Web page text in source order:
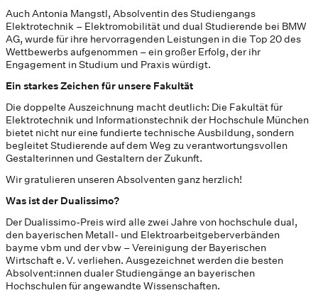
Auch Antonia Mangstl, Absolventin des Studiengangs
Elektrotechnik – Elektromobilität und dual Studierende bei BMW
AG, wurde für ihre hervorragenden Leistungen in die Top 20 des
Wettbewerbs aufgenommen – ein großer Erfolg, der ihr
Engagement in Studium und Praxis würdigt.
Ein starkes Zeichen für unsere Fakultät
Die doppelte Auszeichnung macht deutlich: Die Fakultät für
Elektrotechnik und Informationstechnik der Hochschule München
bietet nicht nur eine fundierte technische Ausbildung, sondern
begleitet Studierende auf dem Weg zu verantwortungsvollen
Gestalterinnen und Gestaltern der Zukunft.
Wir gratulieren unseren Absolventen ganz herzlich!
Was ist der Dualissimo?
Der Dualissimo-Preis wird alle zwei Jahre von hochschule dual,
den bayerischen Metall- und Elektroarbeitgeberverbänden
bayme vbm und der vbw – Vereinigung der Bayerischen
Wirtschaft e. V. verliehen. Ausgezeichnet werden die besten
Absolvent:innen dualer Studiengänge an bayerischen
Hochschulen für angewandte Wissenschaften.